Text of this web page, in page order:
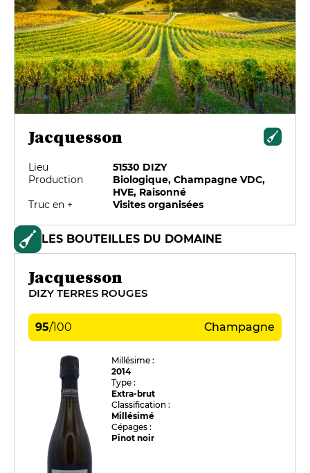
Jacquesson
Lieu
51530 DIZY
Production
Biologique, Champagne VDC,
HVE, Raisonné
Truc en +
Visites organisées
LES BOUTEILLES DU DOMAINE
Jacquesson
DIZY TERRES ROUGES
95/100 Champagne
Millésime :
2014
Type :
Extra-brut
Classification :
Millésimé
Cépages :
Pinot noir